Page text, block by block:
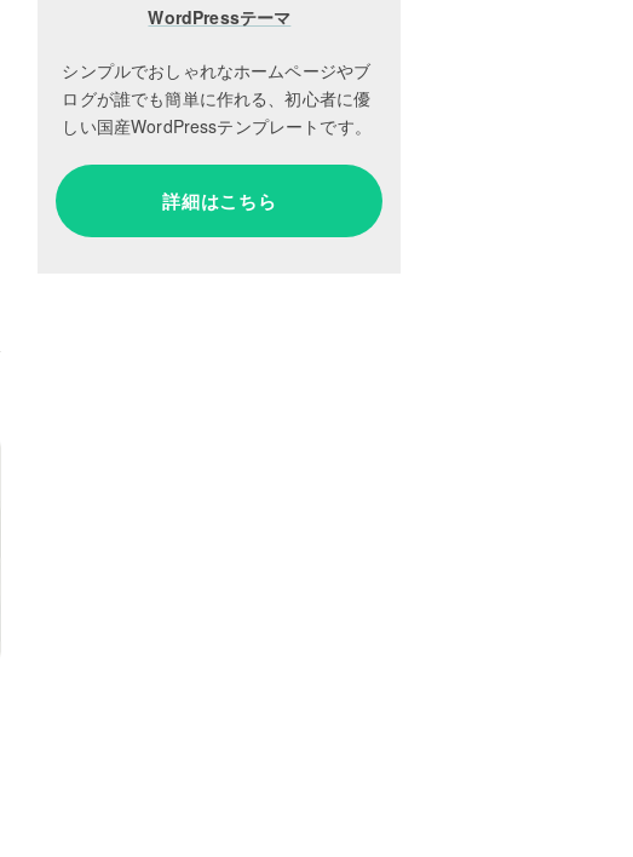
WordPressテーマ
シンプルでおしゃれなホームページやブ
ログが誰でも簡単に作れる、初心者に優
しい国産WordPressテンプレートです。
詳細はこちら